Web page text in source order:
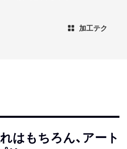
加工テク
はもちろん、アート